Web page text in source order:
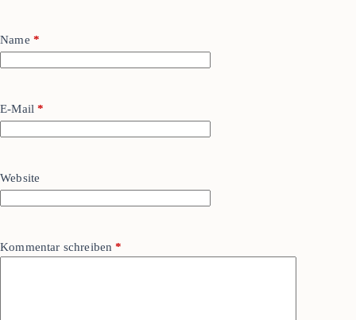
Name *
E-Mail *
Website
Kommentar schreiben *